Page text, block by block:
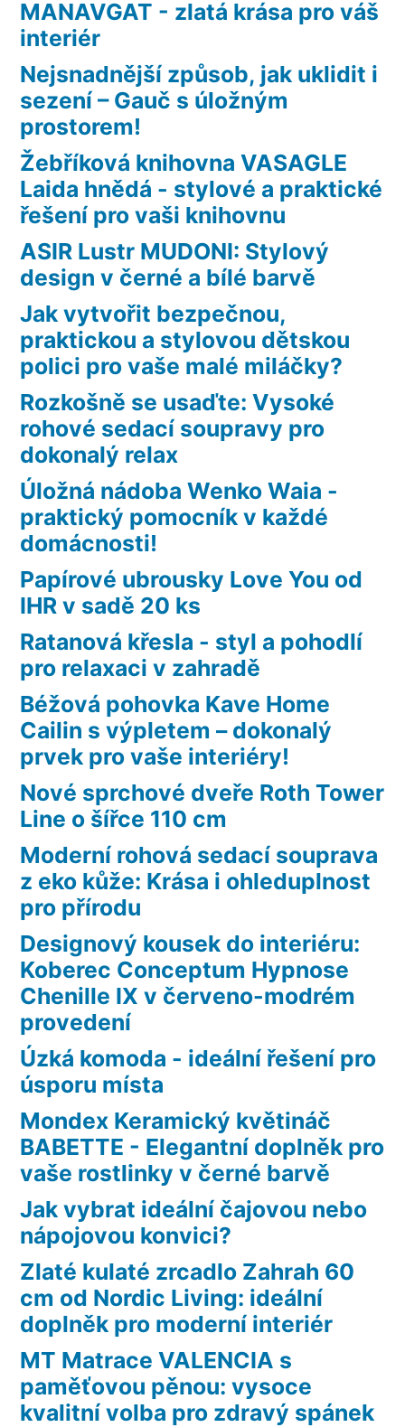
MANAVGAT - zlatá krása pro váš
interiér
Nejsnadnější způsob, jak uklidit i
sezení – Gauč s úložným
prostorem!
Žebříková knihovna VASAGLE
Laida hnědá - stylové a praktické
řešení pro vaši knihovnu
ASIR Lustr MUDONI: Stylový
design v černé a bílé barvě
Jak vytvořit bezpečnou,
praktickou a stylovou dětskou
polici pro vaše malé miláčky?
Rozkošně se usaďte: Vysoké
rohové sedací soupravy pro
dokonalý relax
Úložná nádoba Wenko Waia -
praktický pomocník v každé
domácnosti!
Papírové ubrousky Love You od
IHR v sadě 20 ks
Ratanová křesla - styl a pohodlí
pro relaxaci v zahradě
Béžová pohovka Kave Home
Cailin s výpletem – dokonalý
prvek pro vaše interiéry!
Nové sprchové dveře Roth Tower
Line o šířce 110 cm
Moderní rohová sedací souprava
z eko kůže: Krása i ohleduplnost
pro přírodu
Designový kousek do interiéru:
Koberec Conceptum Hypnose
Chenille IX v červeno-modrém
provedení
Úzká komoda - ideální řešení pro
úsporu místa
Mondex Keramický květináč
BABETTE - Elegantní doplněk pro
vaše rostlinky v černé barvě
Jak vybrat ideální čajovou nebo
nápojovou konvici?
Zlaté kulaté zrcadlo Zahrah 60
cm od Nordic Living: ideální
doplněk pro moderní interiér
MT Matrace VALENCIA s
paměťovou pěnou: vysoce
kvalitní volba pro zdravý spánek